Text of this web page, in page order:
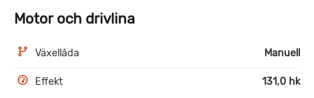
Motor och drivlina
Växellåda Manuell
Effekt 131,0 hk